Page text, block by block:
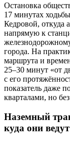
Остановка
17 минутах
Кедровой, откуда
напрямую к
города. На
маршрута и
25–30 минут «от
с его
показатель даже
кварталами, но
Наземный
куда они ведут